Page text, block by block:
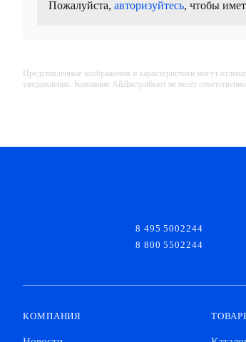
Пожалуйста, авторизуйтесь, чтобы
Представленные изображения и характеристики могут
уведомления. Компания АйДистрибьют не несёт
8 495 5002244
8 800 5502244
КОМПАНИЯ